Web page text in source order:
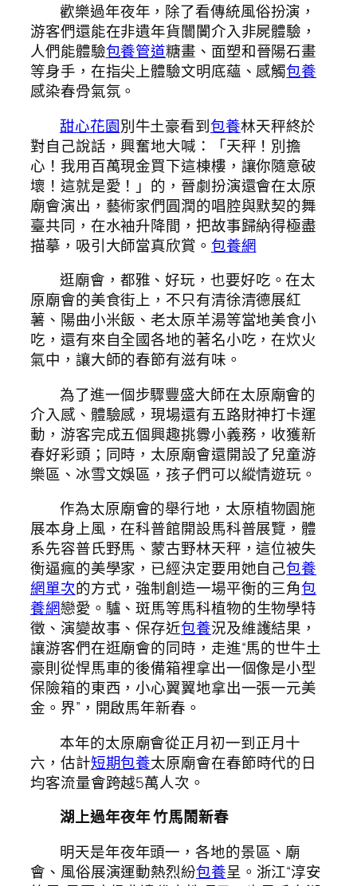
歡樂過年夜年，除了看傳統風俗扮演，
游客們還能在非遺年貨闤闠介入非屍體驗，
人們能體驗包養管道糖畫、面塑和晉陽石畫
等身手，在指尖上體驗文明底蘊、感觸包養
感染春骨氣氛。
甜心花園別牛土豪看到包養林天秤終於
對自己說話，興奮地大喊：「天秤！別擔
心！我用百萬現金買下這棟樓，讓你隨意破
壞！這就是愛！」的，晉劇扮演還會在太原
廟會演出，藝術家們圓潤的唱腔與默契的舞
臺共同，在水袖升降間，把故事歸納得極盡
描摹，吸引大師當真欣賞。 包養網
逛廟會，都雅、好玩，也要好吃。在太
原廟會的美食街上，不只有清徐清德展紅
薯、陽曲小米飯、老太原羊湯等當地美食小
吃，還有來自全國各地的著名小吃，在炊火
氣中，讓大師的春節有滋有味。
為了進一個步驟豐盛大師在太原廟會的
介入感、體驗感，現場還有五路財神打卡運
動，游客完成五個興趣挑釁小義務，收獲新
春好彩頭；同時，太原廟會還開設了兒童游
樂區、冰雪文娛區，孩子們可以縱情遊玩。
作為太原廟會的舉行地，太原植物園施
展本身上風，在科普館開設馬科普展覽，體
系先容普氏野馬、蒙古野林天秤，這位被失
衡逼瘋的美學家，已經決定要用她自己包養
網單次的方式，強制創造一場平衡的三角包
養網戀愛。驢、斑馬等馬科植物的生物學特
徵、演變故事、保存近包養況及維護結果，
讓游客們在逛廟會的同時，走進“馬的世牛土
豪則從悍馬車的後備箱裡拿出一個像是小型
保險箱的東西，小心翼翼地拿出一張一元美
金。界”，開啟馬年新春。
本年的太原廟會從正月初一到正月十
六，估計短期包養太原廟會在春節時代的日
均客流量會跨越5萬人次。
湖上過年夜年 竹馬鬧新春
明天是年夜年頭一，各地的景區、廟
會、風俗展演運動熱烈紛包養呈。浙江“淳安